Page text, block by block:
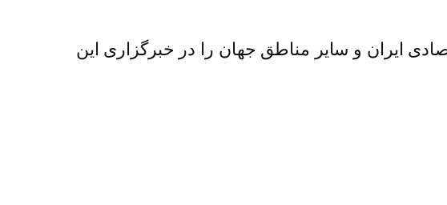
ایران و سایر مناطق جهان را در خبرگزاری این